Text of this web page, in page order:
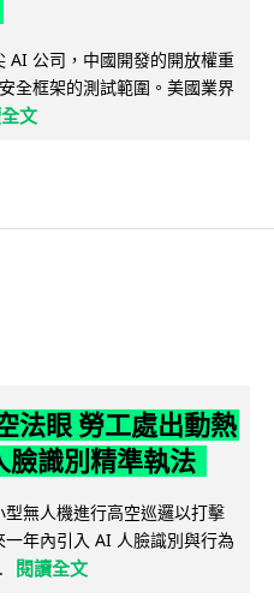
AI 公司，中國開發的開放權重
全框架的測試範圍。美國業界
文
法眼 勞工處出動熱
臉識別精準執法
無人機進行高空巡邏以打擊
年內引入 AI 人臉識別與行為
閱讀全文